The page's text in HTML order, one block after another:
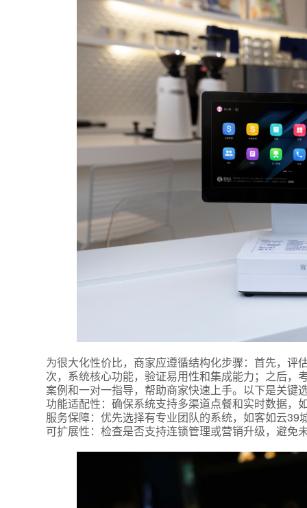
为很大化性价比，商家应遵循结构化步骤：首先，
次，系统核心功能，验证易用性和集成能力；之后
案例和一对一指导，帮助商家快速上手。以下是关键
功能适配性：确保系统支持多渠道点餐和实时数据，
服务保障：优先选择有专业团队的系统，如客如云39
可扩展性：检查是否支持连锁管理或营销升级，避免
+86
*所属
*我的